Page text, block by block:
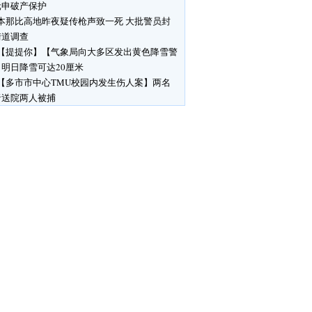
破产保护
那比高地昨夜疑传枪声致一死 大批警员封
调查
【提提你】【气象局向大多区发出黄色降雪警
日降雪可达20厘米
【多市市中心TMU校园内发生伤人案】两名
院两人被捕